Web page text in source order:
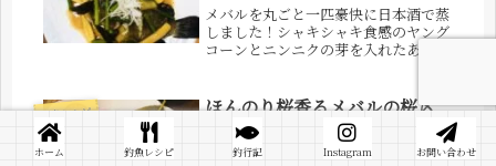
メバルを丸ごと一匹豪快に日本酒で蒸
しました！シャキシャキ食感のヤング
コーンとニンニクの芽を入れたあんか
釣魚レシピ ほんのり桜香るメバルの桜〆
三浦で釣れた新鮮なメバルを、桜の葉
でしめたお口の中でも春を満喫できる
ホーム 釣魚レシピ 釣行記 Instagram お問い合わせ